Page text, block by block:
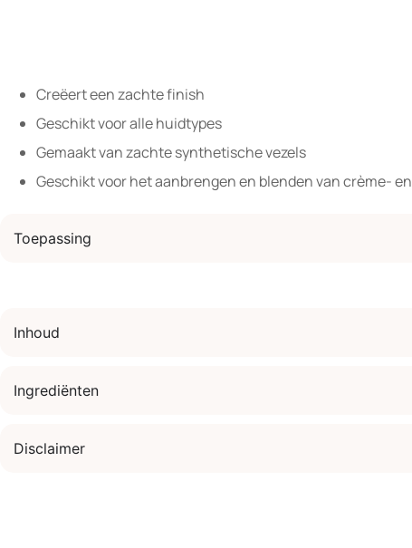
Creëert een zachte finish
Geschikt voor alle huidtypes
Gemaakt van zachte synthetische vezels
Geschikt voor het aanbrengen en blenden van crème-
Toepassing
Inhoud
Ingrediënten
Disclaimer